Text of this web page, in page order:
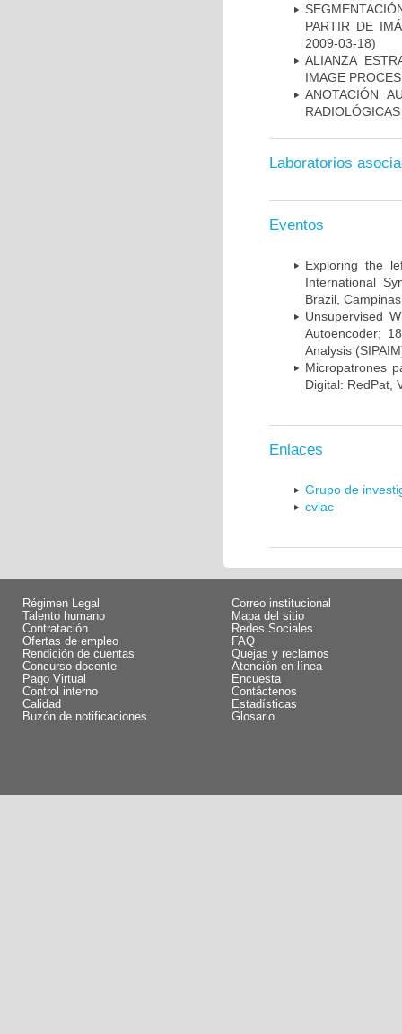
PARTIR DE
2009-03-18)
ALIANZA
IMAGE
ANOTACIÓN
Laboratorios
Eventos
Exploring the
International
Brazil,
Unsupervised
Autoencoder;
Analysis
Micropatrones
Digital: RedPat,
Enlaces
Grupo de
cvlac
Régimen Legal
Talento humano
Contratación
Ofertas de empleo
Rendición de cuentas
Concurso docente
Pago Virtual
Control interno
Calidad
Buzón de notificaciones
Correo institucional
Mapa del sitio
Redes Sociales
FAQ
Quejas y reclamos
Atención en línea
Encuesta
Contáctenos
Estadísticas
Glosario